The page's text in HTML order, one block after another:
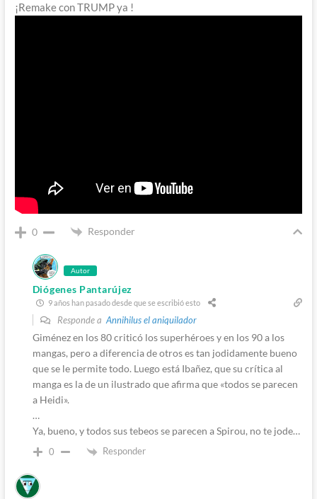
¡Remake con TRUMP ya !
0 Responder
Autor
Diógenes Pantarújez
9 años han pasado desde que se escribió esto
Responde a Annihilus el aniquilador
Giménez en los 80 criticó los superhéroes y en los 90 a los
mangas, pero a diferencia de otros es tan jodidamente bueno
que se le permite todo. Luego está Ibañez, que su crítica al
manga es la de un ilustrado que afirma que «todos se parecen
a Heidi».
…
Ya, bueno, y todos sus tebeos se parecen a Spirou, no te jode…
0 Responder